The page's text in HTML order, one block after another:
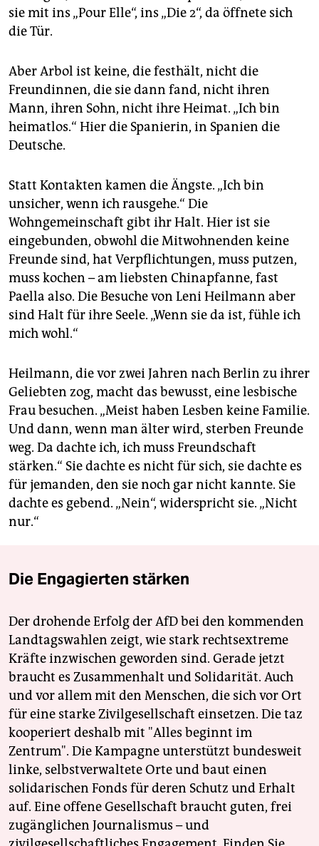
sie mit ins „Pour Elle“, ins „Die 2“, da öffnete sich
die Tür.
Aber Arbol ist keine, die festhält, nicht die
Freundinnen, die sie dann fand, nicht ihren
Mann, ihren Sohn, nicht ihre Heimat. „Ich bin
heimatlos.“ Hier die Spanierin, in Spanien die
Deutsche.
Statt Kontakten kamen die Ängste. „Ich bin
unsicher, wenn ich rausgehe.“ Die
Wohngemeinschaft gibt ihr Halt. Hier ist sie
eingebunden, obwohl die Mitwohnenden keine
Freunde sind, hat Verpflichtungen, muss putzen,
muss kochen – am liebsten Chinapfanne, fast
Paella also. Die Besuche von Leni Heilmann aber
sind Halt für ihre Seele. „Wenn sie da ist, fühle ich
mich wohl.“
Heilmann, die vor zwei Jahren nach Berlin zu ihrer
Geliebten zog, macht das bewusst, eine lesbische
Frau besuchen. „Meist haben Lesben keine Familie.
Und dann, wenn man älter wird, sterben Freunde
weg. Da dachte ich, ich muss Freundschaft
stärken.“ Sie dachte es nicht für sich, sie dachte es
für jemanden, den sie noch gar nicht kannte. Sie
dachte es gebend. „Nein“, widerspricht sie. „Nicht
nur.“
Die Engagierten stärken
Der drohende Erfolg der AfD bei den kommenden
Landtagswahlen zeigt, wie stark rechtsextreme
Kräfte inzwischen geworden sind. Gerade jetzt
braucht es Zusammenhalt und Solidarität. Auch
und vor allem mit den Menschen, die sich vor Ort
für eine starke Zivilgesellschaft einsetzen. Die taz
kooperiert deshalb mit "Alles beginnt im
Zentrum". Die Kampagne unterstützt bundesweit
linke, selbstverwaltete Orte und baut einen
solidarischen Fonds für deren Schutz und Erhalt
auf. Eine offene Gesellschaft braucht guten, frei
zugänglichen Journalismus – und